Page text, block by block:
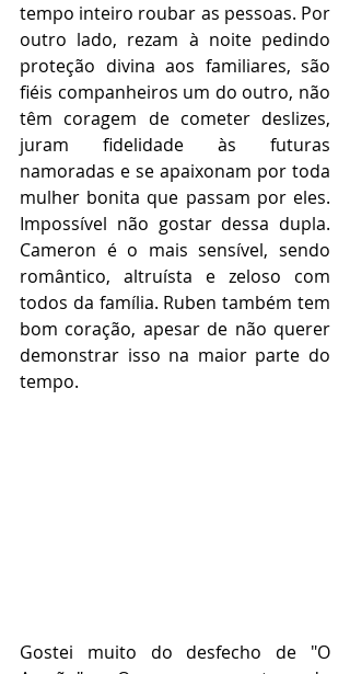
tempo inteiro roubar as pessoas. Por
outro lado, rezam à noite pedindo
proteção divina aos familiares, são
fiéis companheiros um do outro, não
têm coragem de cometer deslizes,
juram fidelidade às futuras
namoradas e se apaixonam por toda
mulher bonita que passam por eles.
Impossível não gostar dessa dupla.
Cameron é o mais sensível, sendo
romântico, altruísta e zeloso com
todos da família. Ruben também tem
bom coração, apesar de não querer
demonstrar isso na maior parte do
tempo.
Gostei muito do desfecho de "O